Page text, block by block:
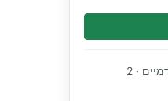
מקומות שינה 4 · מושבים עם חגורות בטיחות 4 (2 קדמיים · 2